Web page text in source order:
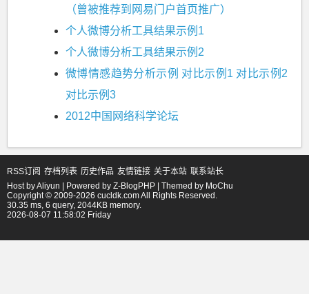
（曾被推荐到网易门户首页推广）
个人微博分析工具结果示例1
个人微博分析工具结果示例2
微博情感趋势分析示例 对比示例1 对比示例2
对比示例3
2012中国网络科学论坛
RSS订阅 存档列表 历史作品 友情链接 关于本站 联系站长
Host byAliyun | Powered by Z-BlogPHP | Themed by MoChu
Copyright © 2009-2026 cucldk.com All Rights Reserved.
30.35 ms, 6 query, 2044KB memory.
2026-08-07 11:58:02 Friday